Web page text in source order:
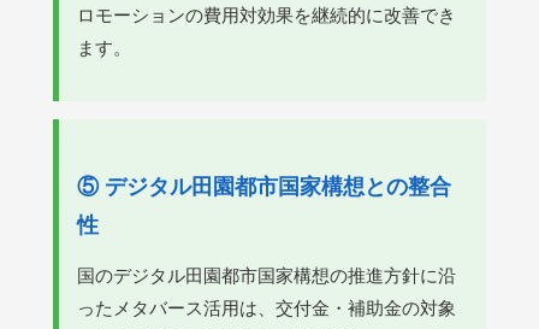
ロモーションの費用対効果を継続的に改善でき
ます。
⑤ デジタル田園都市国家構想との整合
性
国のデジタル田園都市国家構想の推進方針に沿
ったメタバース活用は、交付金・補助金の対象